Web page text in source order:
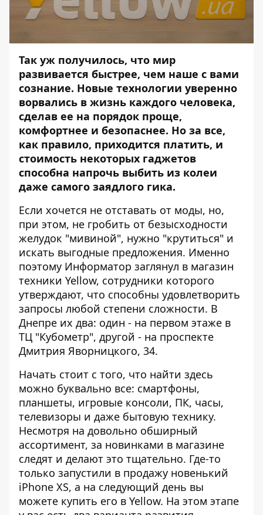
Так уж получилось, что мир
развивается быстрее, чем наше с вами
сознание. Новые технологии уверенно
ворвались в жизнь каждого человека,
сделав ее на порядок проще,
комфортнее и безопаснее. Но за все,
как правило, приходится платить, и
стоимость некоторых гаджетов
способна напрочь выбить из колеи
даже самого заядлого гика.
Если хочется не отставать от моды, но,
при этом, не гробить от безысходности
желудок "мивиной", нужно "крутиться" и
искать выгодные предложения. Именно
поэтому Информатор заглянул в магазин
техники Yellow, сотрудники которого
утверждают, что способны удовлетворить
запросы любой степени сложности. В
Днепре их два: один - на первом этаже в
ТЦ "Кубометр", другой - на проспекте
Дмитрия Яворницкого, 34.
Начать стоит с того, что найти здесь
можно буквально все: смартфоны,
планшеты, игровые консоли, ПК, часы,
телевизоры и даже бытовую технику.
Несмотря на довольно обширный
ассортимент, за новинками в магазине
следят и делают это тщательно. Где-то
только запустили в продажу новенький
iPhone XS, а на следующий день вы
можете купить его в Yellow. На этом этапе